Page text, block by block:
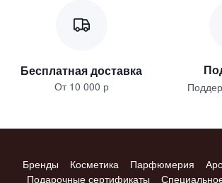
Бесплатная доставка
От 10 000 р
Бренды Косметика Парфюмерия
Подарочные сертификаты